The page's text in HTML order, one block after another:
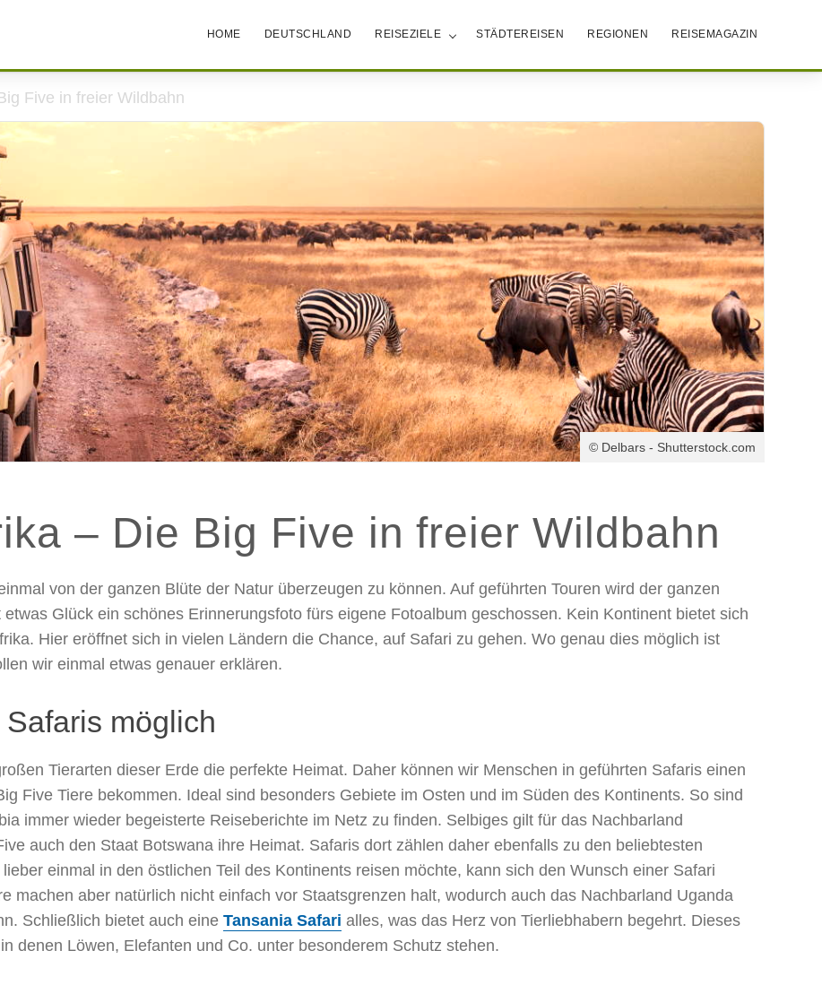
HOME DEUTSCHLAND REISEZIELE STÄDTEREISEN REGIONEN REISEMAGAZIN
Five in freier Wildbahn
© Delbars - Shutterstock.com
– Die Big Five in freier Wildbahn
von der ganzen Blüte der Natur überzeugen zu können. Auf geführten Touren wird der ganzen
Glück ein schönes Erinnerungsfoto fürs eigene Fotoalbum geschossen. Kein Kontinent bietet sich
Hier eröffnet sich in vielen Ländern die Chance, auf Safari zu gehen. Wo genau dies möglich ist
wir einmal etwas genauer erklären.
möglich
Tierarten dieser Erde die perfekte Heimat. Daher können wir Menschen in geführten Safaris einen
Five Tiere bekommen. Ideal sind besonders Gebiete im Osten und im Süden des Kontinents. So sind
immer wieder begeisterte Reiseberichte im Netz zu finden. Selbiges gilt für das Nachbarland
auch den Staat Botswana ihre Heimat. Safaris dort zählen daher ebenfalls zu den beliebtesten
einmal in den östlichen Teil des Kontinents reisen möchte, kann sich den Wunsch einer Safari
machen aber natürlich nicht einfach vor Staatsgrenzen halt, wodurch auch das Nachbarland Uganda
Schließlich bietet auch eine Tansania Safari alles, was das Herz von Tierliebhabern begehrt. Dieses
denen Löwen, Elefanten und Co. unter besonderem Schutz stehen.